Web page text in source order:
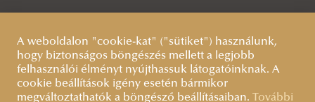
A weboldalon "cookie-kat" ("sütiket") használunk,
hogy biztonságos böngészés mellett a legjobb
felhasználói élményt nyújthassuk látogatóinknak. A
cookie beállítások igény esetén bármikor
megváltoztathatók a böngésző beállításaiban.
További